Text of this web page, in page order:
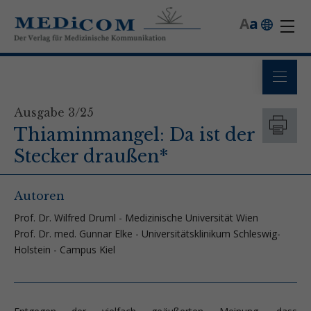
a
A
Ausgabe 3/25
Thiaminmangel: Da ist der
Stecker draußen*
Autoren
Prof. Dr. Wilfred Druml - Medizinische Universität Wien
Prof. Dr. med. Gunnar Elke - Universitätsklinikum Schleswig-
Holstein - Campus Kiel